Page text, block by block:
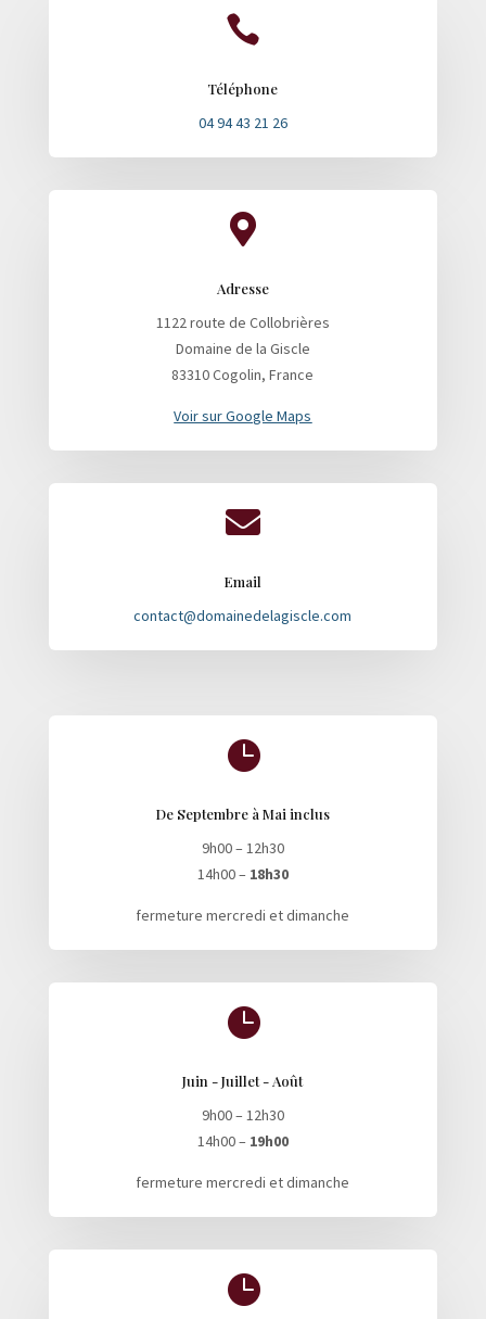

Téléphone
04 94 43 21 26

Adresse
1122 route de Collobrières
Domaine de la Giscle
83310 Cogolin, France
Voir sur Google Maps

Email
contact@domainedelagiscle.com

De Septembre à Mai inclus
9h00 – 12h30
14h00 – 18h30
fermeture mercredi et dimanche

Juin - Juillet - Août
9h00 – 12h30
14h00 – 19h00
fermeture mercredi et dimanche
